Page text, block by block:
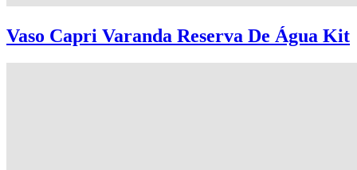
Vaso Capri Varanda Reserva De Água Kit